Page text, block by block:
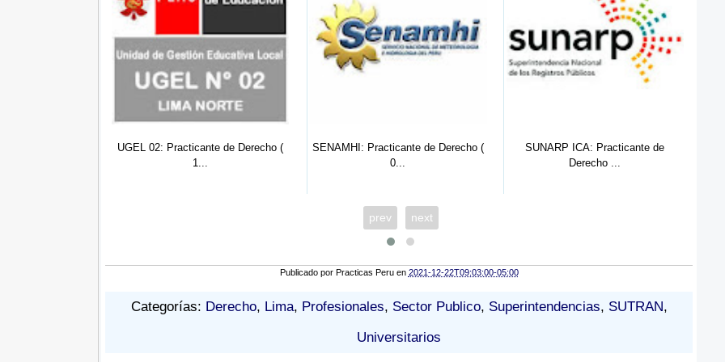
UGEL 02: Practicante de Derecho (
SENAMHI: Practicante de Derecho (
SUNARP ICA: Practicante de
SUNARP
prev next
Publicado por Practicas Peru en 2021-12-22T09:03:00-05:00
Categorías: Derecho, Lima, Profesionales, Sector Publico, Superintendencias, SUTRAN,
Universitarios